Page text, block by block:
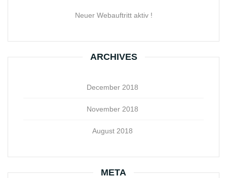
Neuer Webauftritt aktiv !
ARCHIVES
December 2018
November 2018
August 2018
META